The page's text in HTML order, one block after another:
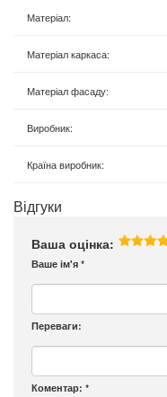
Матеріал:
Матеріал каркаса:
Матеріал фасаду:
Виробник:
Країна виробник:
Відгуки
Ваша оцінка:
Ваше ім'я *
Переваги:
Коментар: *